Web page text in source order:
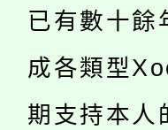
開!
115年
田徑
桃園
視費
大園
已有數十餘
成各類型
期支持本人